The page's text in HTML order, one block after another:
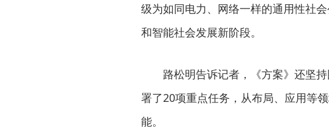
级为如同电力、网络一样的通用性社
和智能社会发展新阶段。
路松明告诉记者，《方案》还坚
署了20项重点任务，从布局、应用等
能。